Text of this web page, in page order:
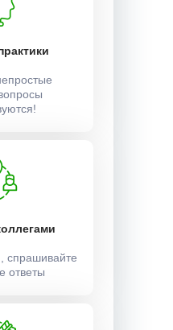
спрашивайте
ответы